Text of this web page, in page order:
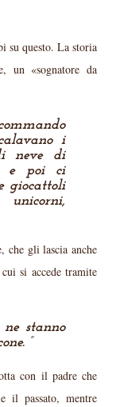
su questo. La storia
un «sognatore da
i
neve di
e poi ci
giocattoli
che gli lascia anche
si accede tramite
stanno
con il padre che
il passato, mentre